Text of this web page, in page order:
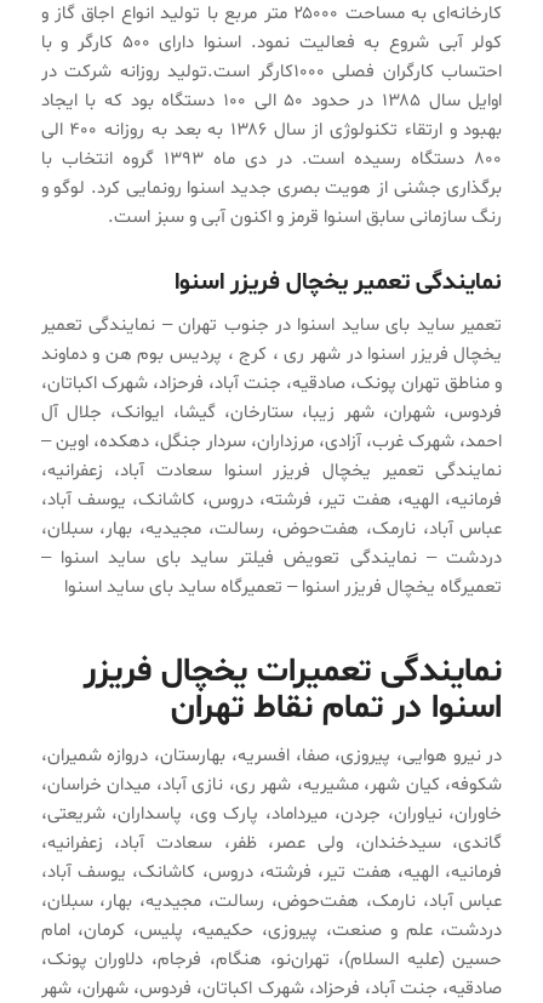
کارخانه‌ای به مساحت ۲۵۰۰۰ متر مربع با تولید انواع اجاق گاز و
کولر آبی شروع به فعالیت نمود. اسنوا دارای ۵۰۰ کارگر و با
احتساب کارگران فصلی ۱۰۰۰کارگر است.تولید روزانه شرکت در
اوایل سال ۱۳۸۵ در حدود ۵۰ الی ۱۰۰ دستگاه بود که با ایجاد
بهبود و ارتقاء تکنولوژی از سال ۱۳۸۶ به بعد به روزانه ۴۰۰ الی
۸۰۰ دستگاه رسیده است. در دی ماه ۱۳۹۳ گروه انتخاب با
برگذاری جشنی از هویت بصری جدید اسنوا رونمایی کرد. لوگو و
رنگ سازمانی سابق اسنوا قرمز و اکنون آبی و سبز است.
نمایندگی تعمیر یخچال فریزر اسنوا
تعمیر ساید بای ساید اسنوا در جنوب تهران – نمایندگی تعمیر
یخچال فریزر اسنوا در شهر ری ، کرج ، پردیس بوم هن و دماوند
و مناطق تهران پونک، صادقیه، جنت آباد، فرحزاد، شهرک اکباتان،
فردوس، شهران، شهر زیبا، ستارخان، گیشا، ایوانک، جلال آل
احمد، شهرک غرب، آزادی، مرزداران، سردار جنگل، دهکده، اوین –
نمایندگی تعمیر یخچال فریزر اسنوا سعادت آباد، زعفرانیه،
فرمانیه، الهیه، هفت تیر، فرشته، دروس، کاشانک، یوسف آباد،
عباس آباد، نارمک، هفت‌حوض، رسالت، مجیدیه، بهار، سبلان،
دردشت – نمایندگی تعویض فیلتر ساید بای ساید اسنوا –
تعمیرگاه یخچال فریزر اسنوا – تعمیرگاه ساید بای ساید اسنوا
نمایندگی تعمیرات یخچال فریزر
اسنوا در تمام نقاط تهران
در نیرو هوایی، پیروزی، صفا، افسریه، بهارستان، دروازه شمیران،
شکوفه، کیان شهر، مشیریه، شهر ری، نازی آباد، میدان خراسان،
خاوران، نیاوران، جردن، میرداماد، پارک وی، پاسداران، شریعتی،
گاندی، سیدخندان، ولی عصر، ظفر، سعادت آباد، زعفرانیه،
فرمانیه، الهیه، هفت تیر، فرشته، دروس، کاشانک، یوسف آباد،
عباس آباد، نارمک، هفت‌حوض، رسالت، مجیدیه، بهار، سبلان،
دردشت، علم و صنعت، پیروزی، حکیمیه، پلیس، کرمان، امام
حسین (علیه السلام)، تهران‌نو، هنگام، فرجام، دلاوران پونک،
صادقیه، جنت آباد، فرحزاد، شهرک اکباتان، فردوس، شهران، شهر